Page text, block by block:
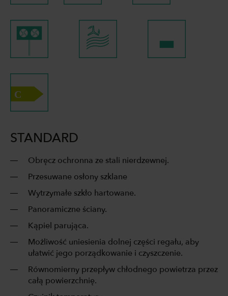
STANDARD
Obręcz ochronna ze stali nierdzewnej.
Przesuwane osłony szklane
Wytrzymałe szkło hartowane.
Panoramiczne ściany.
Kąpiel parująca.
Możliwość uniesienia dolnej części regału, aby
ułatwić jego porządkowanie i czyszczenie.
Równomierny przepływ chłodnego powietrza przez
całą powierzchnię.